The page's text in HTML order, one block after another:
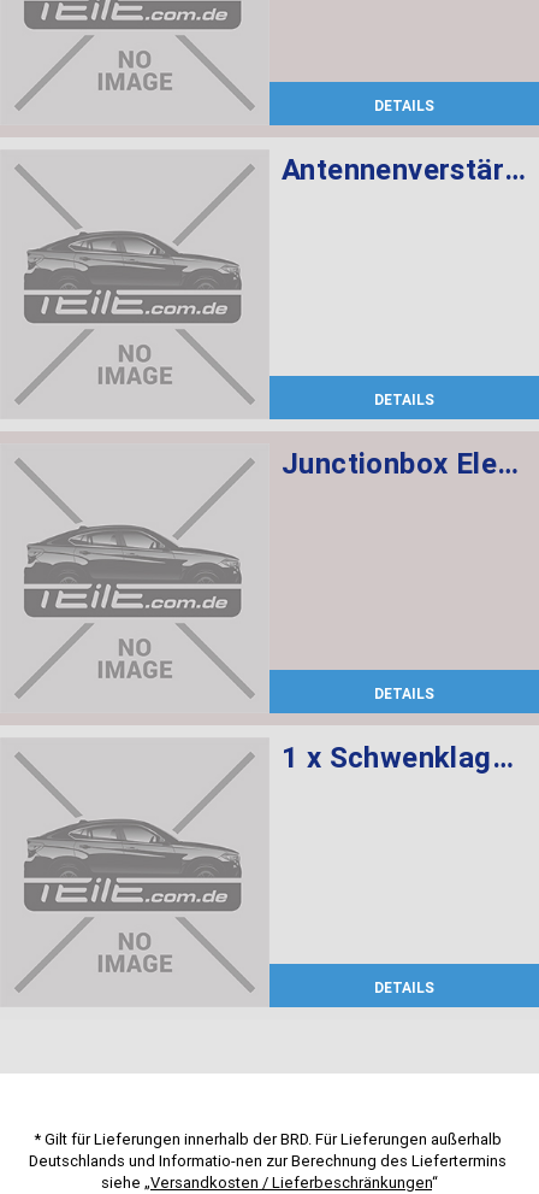
DETAILS
Antennenverstärker Diversity 868 MHZ
DETAILS
Junctionbox Elektronik 3
DETAILS
1 x Schwenklager rechts, 1 x Radnabe mit Lager vorne
DETAILS
* Gilt für Lieferungen innerhalb der BRD. Für Lieferungen außerhalb
Deutschlands und Informatio-nen zur Berechnung des Liefertermins
siehe „Versandkosten / Lieferbeschränkungen“